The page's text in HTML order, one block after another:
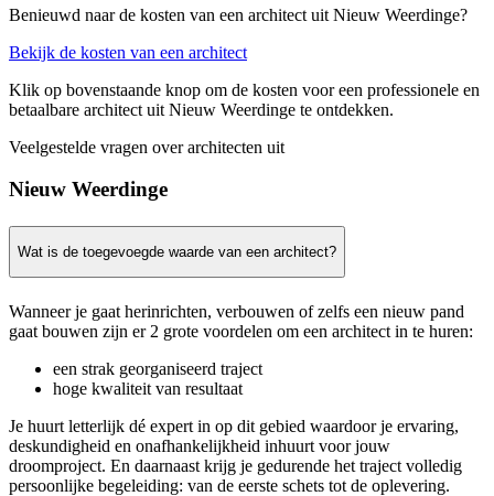
Benieuwd naar de kosten van een architect uit Nieuw Weerdinge?
Bekijk de kosten van een architect
Klik op bovenstaande knop om de kosten voor een professionele en
betaalbare architect uit Nieuw Weerdinge te ontdekken.
Veelgestelde vragen over architecten uit
Nieuw Weerdinge
Wat is de toegevoegde waarde van een architect?
Wanneer je gaat herinrichten, verbouwen of zelfs een nieuw pand
gaat bouwen zijn er 2 grote voordelen om een architect in te huren:
een strak georganiseerd traject
hoge kwaliteit van resultaat
Je huurt letterlijk dé expert in op dit gebied waardoor je ervaring,
deskundigheid en onafhankelijkheid inhuurt voor jouw
droomproject. En daarnaast krijg je gedurende het traject volledig
persoonlijke begeleiding: van de eerste schets tot de oplevering.